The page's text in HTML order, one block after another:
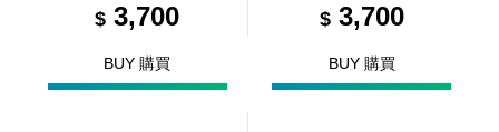
$3,700
BUY 購買
$3,700
BUY 購買